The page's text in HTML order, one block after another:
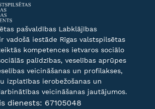
pašvaldības Labklājības
vadošā iestāde Rīgas valstspilsētas
kompetences ietvaros sociālo
palīdzības, veselības aprūpes
veicināšanas un profilakses,
izplatības ierobežošanas un
veicināšanas jautājumos.
dienests: 67105048